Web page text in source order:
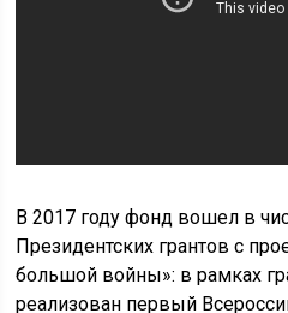
В 2017 году фонд вошел в
Президентских грантов с
большой войны»: в рамках
реализован первый